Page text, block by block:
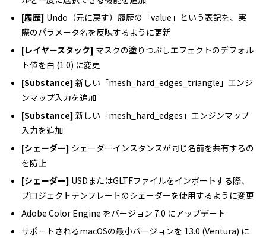
[履歴] Undo（元に戻す）履歴の「value」という表記を、実
際のパラメータ名を反映するように更新
[レイヤースタック] マスクの塗りつぶしエフェクトのデフォル
ト値を白 (1.0) に変更
[Substance] 新しい「mesh_hard_edges_triangle」エンジ
ンマップ入力を追加
[Substance] 新しい「mesh_hard_edges」エンジンマップ
入力を追加
[シェーダー] シェーダーインスタンスが同じ名前を共有するの
を防止
[シェーダー] USDまたはGLTFファイルをインポートする際、
プロジェクトテンプレートのシェーダーを使用するように変更
Adobe Color Engine をバージョン 7.0 にアップデート
サポートされるmacOSの最小バージョンを 13.0 (Ventura) に